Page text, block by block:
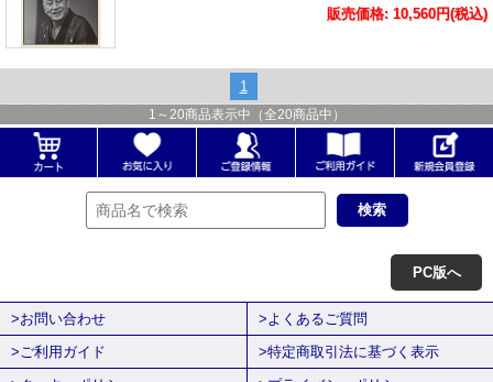
販売価格: 10,560円(税込)
1
1 ～ 20商品表示中（全20商品中）
PC版へ
>お問い合わせ
>よくあるご質問
>ご利用ガイド
>特定商取引法に基づく表示